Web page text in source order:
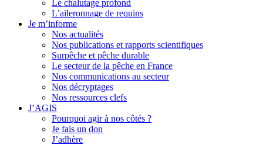
Le chalutage profond
L’aileronnage de requins
Je m’informe
Nos actualités
Nos publications et rapports scientifiques
Surpêche et pêche durable
Le secteur de la pêche en France
Nos communications au secteur
Nos décryptages
Nos ressources clefs
J’AGIS
Pourquoi agir à nos côtés ?
Je fais un don
J’adhère